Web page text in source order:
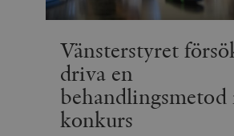
Vänsterstyret
driva en
behandlingsmetod
konkurs